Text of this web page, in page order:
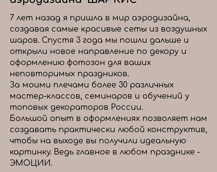
7 лет назад я пришла в мир аэродизайна,
создавая самые красивые сеты из воздушных
шаров. Спустя 3 года мы пошли дальше и
открыли новое направление по декору и
оформлению фотозон для ваших
неповторимых праздников.
За моими плечами более 30 различных
мастер-классов, семинаров и обучений у
топовых декораторов России.
Большой опыт в оформлениях позволяет нам
создавать практически любой конструктив,
чтобы на выходе вы получили идеальную
картинку. Ведь главное в любом празднике -
ЭМОЦИИ.